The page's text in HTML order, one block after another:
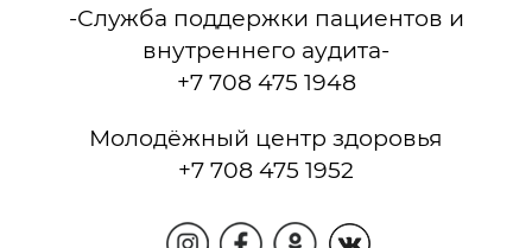
-Служба поддержки пациентов и
внутреннего аудита-
+7 708 475 1948
Молодёжный центр здоровья
+7 708 475 1952